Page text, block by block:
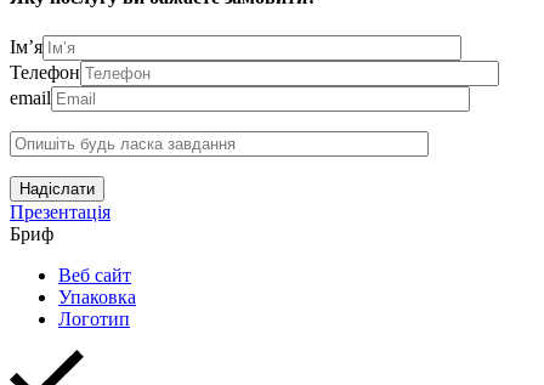
Ім’я
Телефон
email
Надіслати
Презентація
Бриф
Веб сайт
Упаковка
Логотип